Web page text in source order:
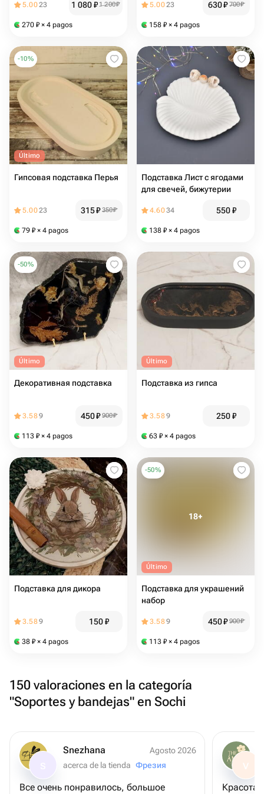
5.0023 1 080₽1 200₽
270 ₽ × 4 pagos
5.0023 630₽ 700₽
158 ₽ × 4 pagos
-10%
Último
Гипсовая подставка Перья
5.0023 315₽ 350₽
79 ₽ × 4 pagos
Подставка Лист с ягодами
для свечей, бижутерии
4.6034 550₽
138 ₽ × 4 pagos
-50%
Último
Декоративная подставка
3.589 450₽ 900₽
113 ₽ × 4 pagos
Último
Подставка из гипса
3.589 250₽
63 ₽ × 4 pagos
Подставка для дикора
3.589 150₽
38 ₽ × 4 pagos
-50%
Último
Подставка для украшений
набор
3.589 450₽ 900₽
113 ₽ × 4 pagos
150 valoraciones en la categoría
"Soportes y bandejas" en Sochi
Snezhana
Agosto 2026
acerca de la tienda Фрезия
Все очень понравилось, большое
V